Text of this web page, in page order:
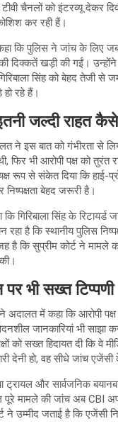
चैनलों को इंटरव्यू देकर
कर रही हैं।
कि पुलिस ने जांच के लिए जब
दिक्कतें खड़ी की गईं।
गिरिबाला सिंह को बेहद तेजी से
रहे हैं।
जल्दी राहत
ने इस बात को गंभीरता से
फिर भी आरोपी पक्ष को तुरंत
रूप से संकेत दिया कि हाई-
निष्पक्षता बेहद जरूरी है।
गिरिबाला सिंह के
है कि स्थानीय पुलिस
है कि सुप्रीम कोर्ट ने मामले
पर भी सख्त टिप्पणी
अदालत में कहा कि आरोपी पक्ष
जानकारियां भी साझा
को सख्त हिदायत दी कि वे
देनी हो, वह सीधे जांच
ट्रायल और सार्वजनिक
पूरे मामले की जांच अब CBI
ने उम्मीद जताई है कि एजेंसी